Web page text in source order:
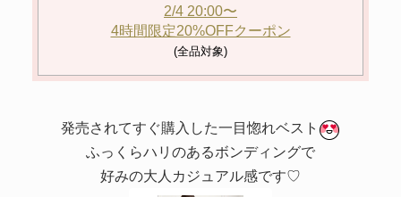
2/4 20:00〜
4時間限定20%OFFクーポン
(全品対象)
発売されてすぐ購入した一目惚れベスト
ふっくらハリのあるボンディングで
好みの大人カジュアル感です♡